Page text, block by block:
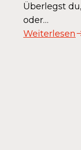
Überlegst
oder…
Weiterlesen